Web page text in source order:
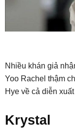
Nhiều khán giả
Yoo Rachel thậm
Hye về cả diễn
Krystal